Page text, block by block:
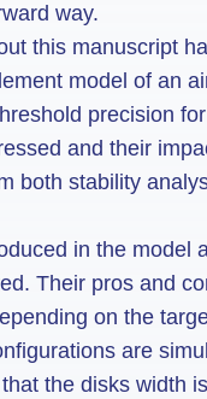
way.
this manuscript
model of an
precision
and their
both stability
in the model
Their pros and
on the
are
the disks width